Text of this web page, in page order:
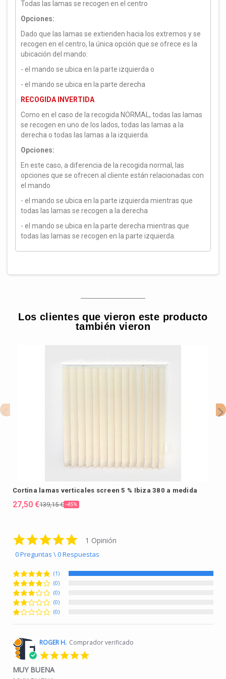
Todas las lamas se recogen en el centro
Opciones:
Dado que las lamas se extienden hacia los extremos y se
recogen en el centro, la única opción que se ofrece es la
ubicación del mando:
- el mando se ubica en la parte izquierda o
- el mando se ubica en la parte derecha
RECOGIDA INVERTIDA
Como en el caso de la recogida NORMAL, todas las lamas
se recogen en uno de los lados, todas las lamas a la
derecha o todas las lamas a la izquierda.
Opciones:
En este caso, a diferencia de la recogida normal, las
opciones que se ofrecen al cliente están relacionadas con
el mando
- el mando se ubica en la parte izquierda mientras que
todas las lamas se recogen a la derecha
- el mando se ubica en la parte derecha mientras que
todas las lamas se recogen en la parte izquierda.
Los clientes que vieron este producto
también vieron
Cortina lamas verticales screen 5 % Ibiza 380 a medida
27,50 €139,15 € -45%
5.0 star rating
1 Opinión
0 Preguntas \ 0 Respuestas
(1)
(0)
(0)
(0)
(0)
ROGER H. Comprador verificado
MUY BUENA